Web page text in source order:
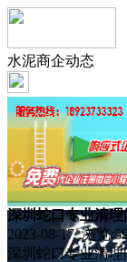
水泥商企动态
深圳蛇口专业清理
2023-08-17 浏览:
深圳蛇口专业清